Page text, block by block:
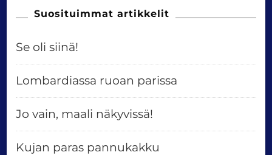
Suosituimmat artikkelit
Se oli siinä!
Lombardiassa ruoan parissa
Jo vain, maali näkyvissä!
Kujan paras pannukakku